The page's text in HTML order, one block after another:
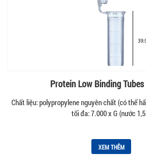
Protein Low Binding
Chất liệu: polypropylene nguyên chất (có thể
tối đa: 7.000 x G (nước
XEM THÊM